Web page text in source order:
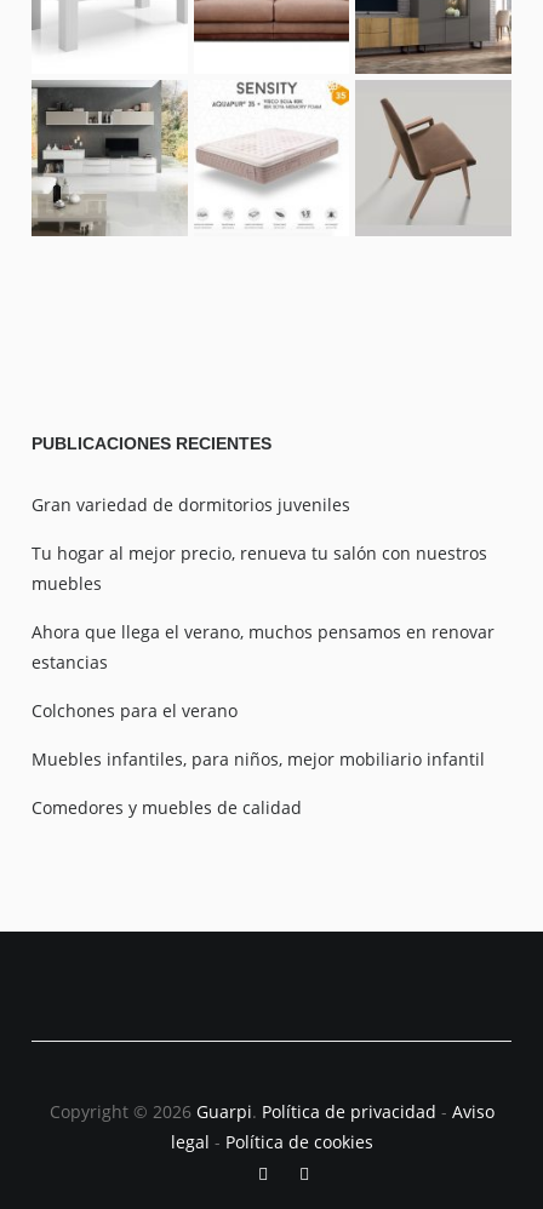
PUBLICACIONES RECIENTES
Gran variedad de dormitorios juveniles
Tu hogar al mejor precio, renueva tu salón con nuestros
muebles
Ahora que llega el verano, muchos pensamos en renovar
estancias
Colchones para el verano
Muebles infantiles, para niños, mejor mobiliario infantil
Comedores y muebles de calidad
Copyright © 2026 Guarpi. Política de privacidad - Aviso
legal - Política de cookies